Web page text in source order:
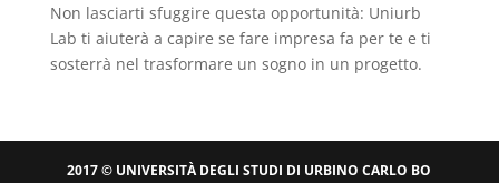
Non lasciarti sfuggire questa opportunità: Uniurb
Lab ti aiuterà a capire se fare impresa fa per te e ti
sosterrà nel trasformare un sogno in un progetto.
2017 © UNIVERSITÀ DEGLI STUDI DI URBINO CARLO BO